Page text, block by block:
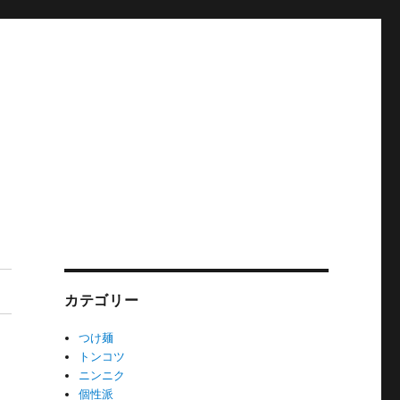
カテゴリー
つけ麺
トンコツ
ニンニク
個性派